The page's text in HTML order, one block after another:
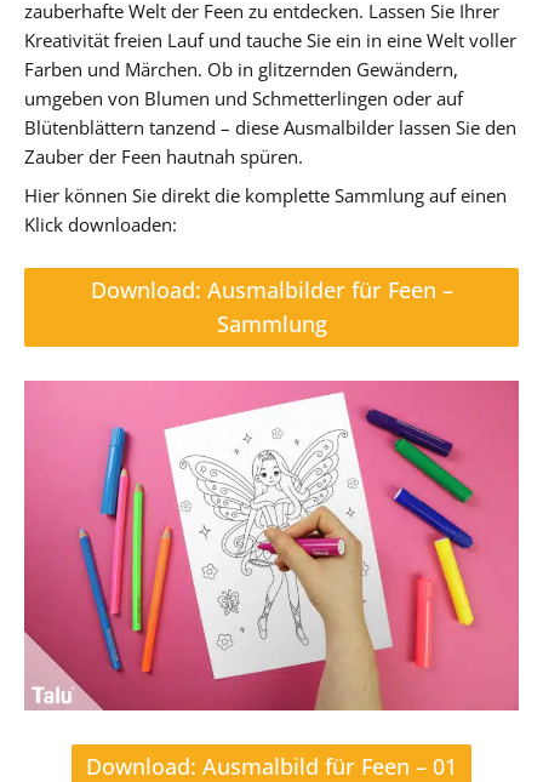
zauberhafte Welt der Feen zu entdecken. Lassen Sie Ihrer
Kreativität freien Lauf und tauche Sie ein in eine Welt voller
Farben und Märchen. Ob in glitzernden Gewändern,
umgeben von Blumen und Schmetterlingen oder auf
Blütenblättern tanzend – diese Ausmalbilder lassen Sie den
Zauber der Feen hautnah spüren.
Hier können Sie direkt die komplette Sammlung auf einen
Klick downloaden:
Download: Ausmalbilder für Feen –
Sammlung
Download: Ausmalbild für Feen – 01